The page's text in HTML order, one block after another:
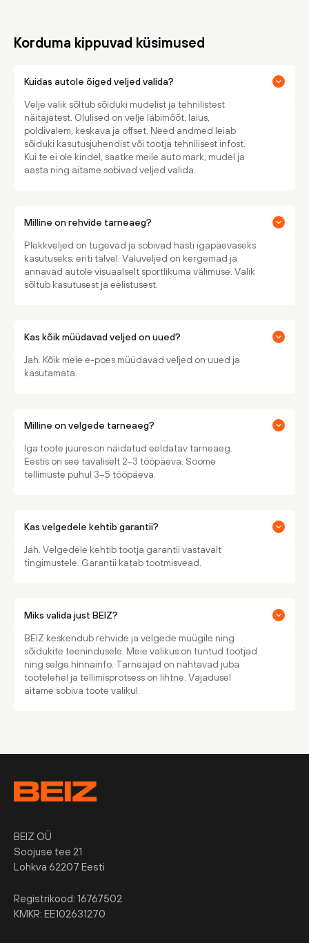
Korduma kippuvad küsimused
Kuidas autole õiged veljed valida?
Velje valik sõltub sõiduki mudelist ja tehnilistest
näitajatest. Olulised on velje läbimõõt, laius,
poldivalem, keskava ja offset. Need andmed leiab
sõiduki kasutusjuhendist või tootja tehnilisest infost.
Kui te ei ole kindel, saatke meile auto mark, mudel ja
aasta ning aitame sobivad veljed valida.
Milline on rehvide tarneaeg?
Plekkveljed on tugevad ja sobivad hästi igapäevaseks
kasutuseks, eriti talvel. Valuveljed on kergemad ja
annavad autole visuaalselt sportlikuma välimuse. Valik
sõltub kasutusest ja eelistusest.
Kas kõik müüdavad veljed on uued?
Jah. Kõik meie e-poes müüdavad veljed on uued ja
kasutamata.
Milline on velgede tarneaeg?
Iga toote juures on näidatud eeldatav tarneaeg.
Eestis on see tavaliselt 2–3 tööpäeva. Soome
tellimuste puhul 3–5 tööpäeva.
Kas velgedele kehtib garantii?
Jah. Velgedele kehtib tootja garantii vastavalt
tingimustele. Garantii katab tootmisvead.
Miks valida just BEIZ?
BEIZ keskendub rehvide ja velgede müügile ning
sõidukite teenindusele. Meie valikus on tuntud tootjad
ning selge hinnainfo. Tarneajad on nähtavad juba
tootelehel ja tellimisprotsess on lihtne. Vajadusel
aitame sobiva toote valikul.
BEIZ OÜ
Soojuse tee 21
Lohkva 62207 Eesti
Registrikood: 16767502
KMKR: EE102631270